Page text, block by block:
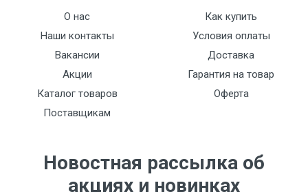
О нас
Наши контакты
Вакансии
Акции
Каталог товаров
Поставщикам
Как купить
Условия оплаты
Доставка
Гарантия на товар
Оферта
Новостная рассылка об
акциях и новинках